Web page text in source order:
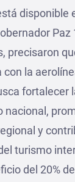
disponible
Paz
precisaron
con la
fortalecer
nacional,
y
turismo
del 20%